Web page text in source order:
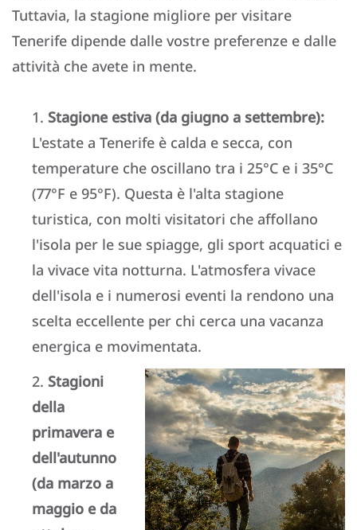
Tuttavia, la stagione migliore per visitare
Tenerife dipende dalle vostre preferenze e dalle
attività che avete in mente.
Stagione estiva (da giugno a settembre):
L'estate a Tenerife è calda e secca, con
temperature che oscillano tra i 25°C e i 35°C
(77°F e 95°F). Questa è l'alta stagione
turistica, con molti visitatori che affollano
l'isola per le sue spiagge, gli sport acquatici e
la vivace vita notturna. L'atmosfera vivace
dell'isola e i numerosi eventi la rendono una
scelta eccellente per chi cerca una vacanza
energica e movimentata.
Stagioni
della
primavera e
dell'autunno
(da marzo a
maggio e da